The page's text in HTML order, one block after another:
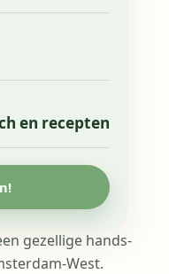
gezellige hands-
West.
en recepten